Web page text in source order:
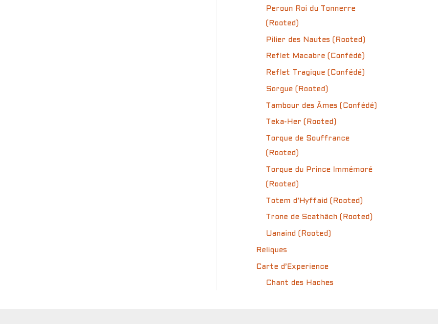
Peroun Roi du Tonnerre
(Rooted)
Pilier des Nautes (Rooted)
Reflet Macabre (Confédé)
Reflet Tragique (Confédé)
Sorgue (Rooted)
Tambour des Âmes (Confédé)
Teka-Her (Rooted)
Torque de Souffrance
(Rooted)
Torque du Prince Immémoré
(Rooted)
Totem d’Hyffaid (Rooted)
Trone de Scathâch (Rooted)
Uanaind (Rooted)
Reliques
Carte d’Experience
Chant des Haches